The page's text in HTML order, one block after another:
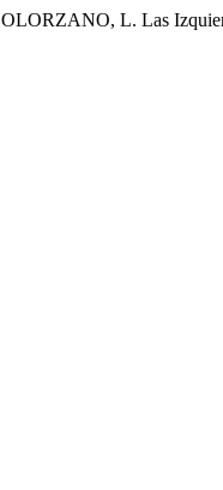
L. Las